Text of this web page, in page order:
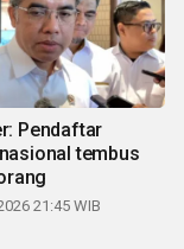
Pendaftar
tembus
21:45 WIB